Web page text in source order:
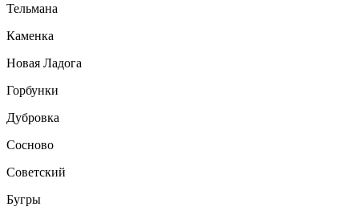
Тельмана
Каменка
Новая Ладога
Горбунки
Дубровка
Сосново
Советский
Бугры